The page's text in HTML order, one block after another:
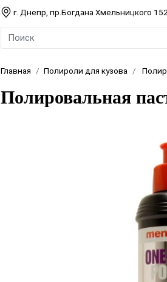
г. Днепр, пр.Богдана Хмельницкого 152
Главная Полироли для кузова
Полировальная